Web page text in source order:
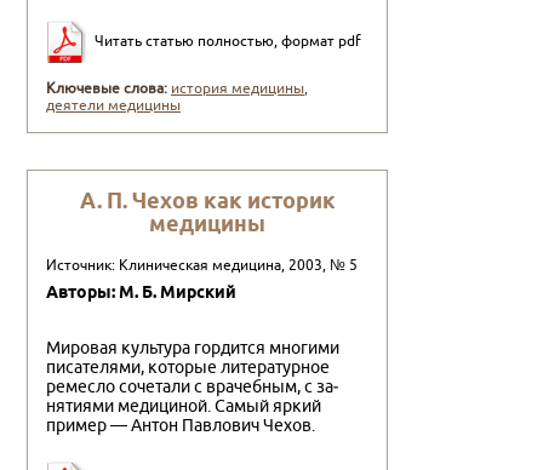
Читать статью полностью, формат pdf
Ключевые слова: история медицины,
деятели медицины
А. П. Чехов как историк
медицины
Источник: Клиническая медицина, 2003, № 5
Авторы: М. Б. Мирский
Мировая культура гордится многими
писателями, ко­торые литературное
ремесло сочетали с врачебным, с за­
нятиями медициной. Самый яркий
пример — Антон Павлович Чехов.